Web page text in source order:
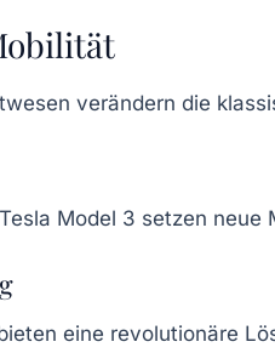
verändern die
Tesla Model 3 setzen neue
eine revolutionäre